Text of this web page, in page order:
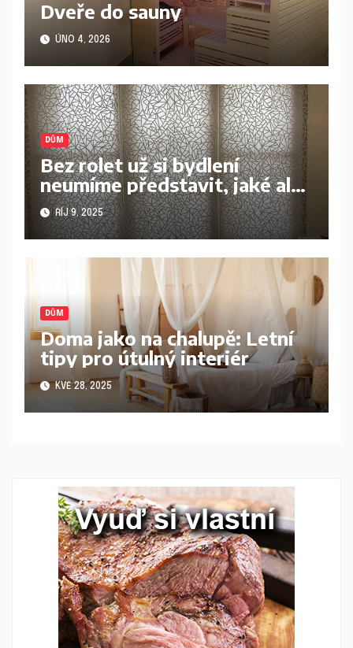
Dveře do sauny
ÚNO 4, 2026
DŮM
Bez rolet už si bydlení
neumíme představit, jaké ale
vybrat?
ŘÍJ 9, 2025
DŮM
Doma jako na chalupě: Letní
tipy pro útulný interiér
KVĚ 28, 2025